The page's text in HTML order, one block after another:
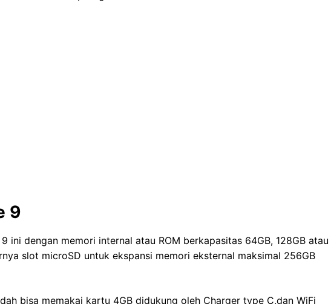
9
ini dengan memori internal atau ROM berkapasitas 64GB, 128GB atau
slot microSD untuk ekspansi memori eksternal maksimal 256GB
bisa memakai kartu 4GB didukung oleh Charger type C,dan WiFi